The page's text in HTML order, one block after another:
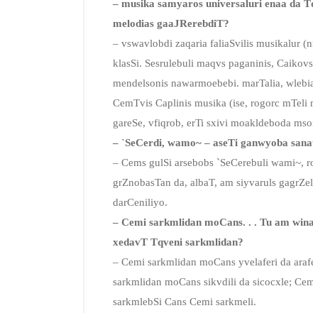
– musika samyaros universaluri enaa da
melodias gaaJRerebdiT?
– vswavlobdi zaqaria faliaSvilis musikalur
klasSi. Sesrulebuli maqvs paganinis,
mendelsonis nawarmoebebi. marTalia,
CemTvis Caplinis musika (ise, rogorc mTeli
gareSe, vfiqrob, erTi sxivi moakldeboda
– `SeCerdi, wamo~ – aseTi ganwyoba
– Cems gulSi arsebobs `SeCerebuli
grZnobasTan da, albaT, am siyvaruls
darCeniliyo.
– Cemi sarkmlidan moCans. . . Tu am
xedavT Tqveni sarkmlidan?
– Cemi sarkmlidan moCans yvelaferi da
sarkmlidan moCans sikvdili da sicocxle;
sarkmlebSi Cans Cemi sarkmeli.